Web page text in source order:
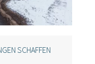
SCHAFFEN